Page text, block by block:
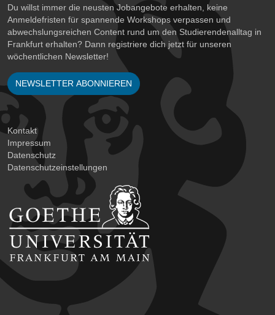
Du willst immer die neusten Jobangebote erhalten, keine
Anmeldefristen für spannende Workshops verpassen und
abwechslungsreichen Content rund um den Studierendenalltag in
Frankfurt erhalten? Dann registriere dich jetzt für unseren
wöchentlichen Newsletter!
NEWSLETTER ABONNIEREN
Kontakt
Impressum
Datenschutz
Datenschutzeinstellungen